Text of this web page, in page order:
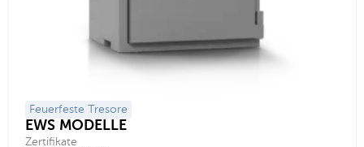
Feuerfeste Tresore
EWS MODELLE
Zertifikate